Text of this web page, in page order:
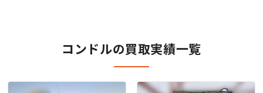
コンドルの買取実績一覧